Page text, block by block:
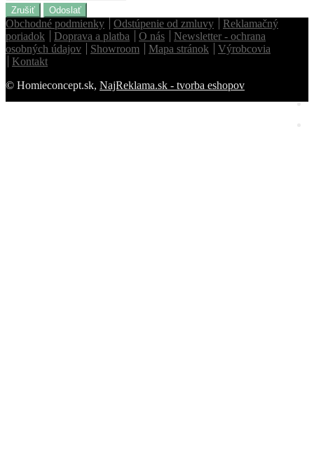
Zrušiť Odoslať
Obchodné podmienky Odstúpenie od zmluvy
Reklamačný
poriadok
Doprava a platba O nás
Newsletter - ochrana
osobných údajov
Showroom Mapa stránok
Výrobcovia
Kontakt
© Homieconcept.sk, NajReklama.sk - tvorba eshopov